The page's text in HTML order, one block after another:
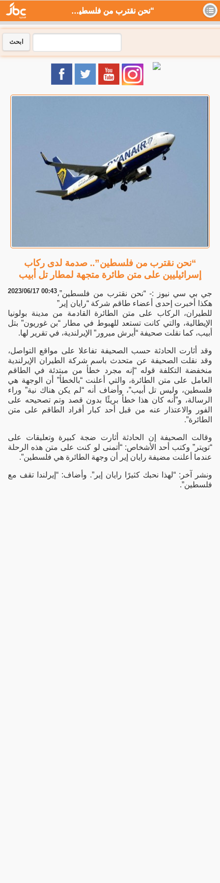
“نحن نقترب من فلسطين”.. صدمة لدى ركاب إسرائيليين على متن طائرة متجهة لمطار تل أبيب - جي بي سي نيوز
ابحث
“نحن نقترب من فلسطين”.. صدمة لدى ركاب
إسرائيليين على متن طائرة متجهة لمطار تل أبيب
2023/06/17 00:43جي بي سي نيوز :- “نحن نقترب من فلسطين”،
هكذا أخبرت إحدى أعضاء طاقم شركة “رايان إير”
للطيران، الركاب على متن الطائرة القادمة من مدينة بولونيا
الإيطالية، والتي كانت تستعد للهبوط في مطار “بن غوريون” بتل
أبيب، كما نقلت صحيفة “أيرش ميرور” الإيرلندية، في تقرير لها.
وقد أثارت الحادثة حسب الصحيفة تفاعلا على مواقع التواصل،
وقد نقلت الصحيفة عن متحدث باسم شركة الطيران الإيرلندية
منخفضة التكلفة قوله “إنه مجرد خطأ من مبتدئة في الطاقم
العامل على متن الطائرة، والتي أعلنت “بالخطأ” أن الوجهة هي
فلسطين، وليس تل أبيب”، وأضاف أنه “لم يكن هناك نية” وراء
الرسالة، و”أنه كان هذا خطأ بريئًا بدون قصد وتم تصحيحه على
الفور والاعتذار عنه من قبل أحد كبار أفراد الطاقم على متن
الطائرة”.
وقالت الصحيفة إن الحادثة أثارت ضجة كبيرة وتعليقات على
“تويتر” وكتب أحد الأشخاص: “أتمنى لو كنت على متن هذه الرحلة
عندما أعلنت مضيفة رايان إير أن وجهة الطائرة هي فلسطين”.
ونشر آخر: “لهذا نحبك كثيرًا رايان إير”. وأضاف: “إيرلندا تقف مع
فلسطين”.